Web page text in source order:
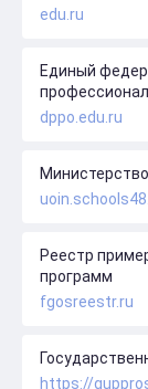
edu.ru
Единый
dppo.edu.ru
Реестр
программ
fgosreestr.ru
https://